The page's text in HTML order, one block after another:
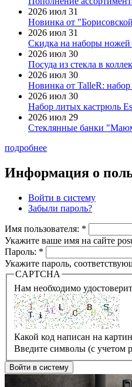
2026 июл 31
Новинка от
2026 июл 31
Скидка на наборы ножей
2026 июл 30
Посуда из стекла в
2026 июл 30
Новинка от TalleR:
2026 июл 30
Набор литых кастрюль
2026 июл 29
Стеклянные банки
подробнее
Информация о
Войти в систему
Забыли пароль?
Имя пользователя: *
Укажите ваше имя на сайте
Пароль: *
Укажите пароль,
CAPTCHA
Нам необходимо
Какой код написан на
Введите символы (с учетом